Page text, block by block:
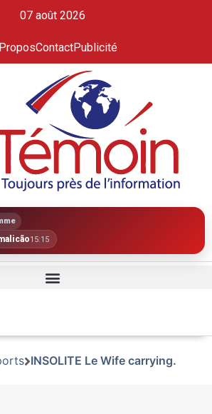
07 août 2026
ContactPublicité
15:15
INSOLITE Le Wife carrying.